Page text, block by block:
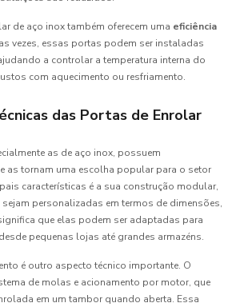
de aço inox também oferecem uma eficiência
vezes, essas portas podem ser instaladas
a controlar a temperatura interna do
com aquecimento ou resfriamento.
das Portas de Enrolar
as de aço inox, possuem
as tornam uma escolha popular para o setor
características é a sua construção modular,
personalizadas em termos de dimensões,
que elas podem ser adaptadas para
pequenas lojas até grandes armazéns.
é outro aspecto técnico importante. O
de molas e acionamento por motor, que
em um tambor quando aberta. Essa